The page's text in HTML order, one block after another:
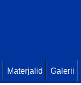
Materjalid Galerii